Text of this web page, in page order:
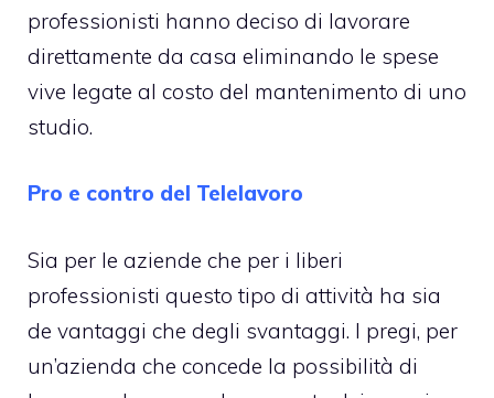
professionisti hanno deciso di lavorare
direttamente da casa eliminando le spese
vive legate al costo del mantenimento di uno
studio.
Pro e contro del Telelavoro
Sia per le aziende che per i liberi
professionisti questo tipo di attività ha sia
de vantaggi che degli svantaggi. I pregi, per
un’azienda che concede la possibilità di